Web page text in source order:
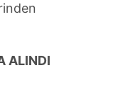
ALINDI